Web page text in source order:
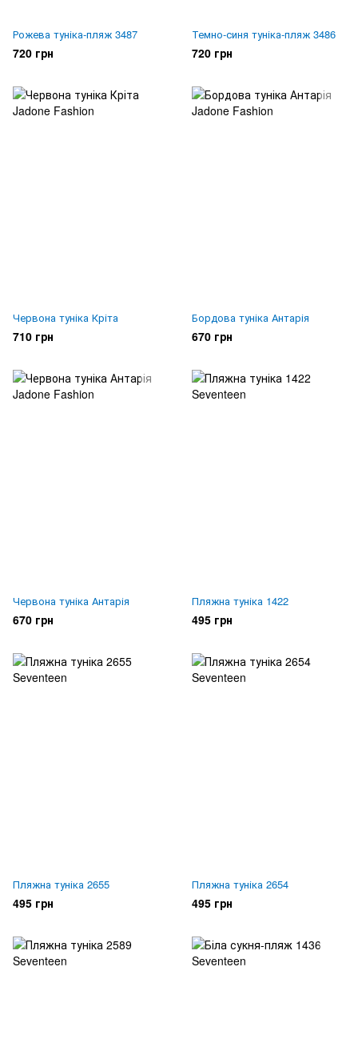
Рожева туніка-пляж 3487
720 грн
Темно-синя туніка-пляж 3486
720 грн
Червона туніка Кріта
710 грн
Бордова туніка Антарія
670 грн
Червона туніка Антарія
670 грн
Пляжна туніка 1422
495 грн
Пляжна туніка 2655
495 грн
Пляжна туніка 2654
495 грн